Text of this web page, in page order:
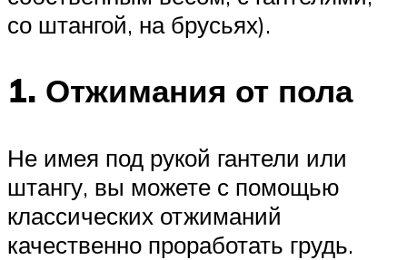
со штангой, на брусьях).
1. Отжимания от пола
Не имея под рукой гантели или
штангу, вы можете с помощью
классических отжиманий
качественно проработать грудь.